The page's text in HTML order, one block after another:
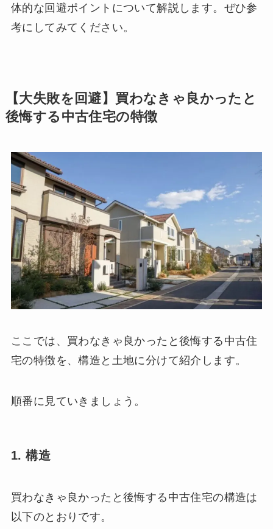
体的な回避ポイントについて解説します。ぜひ参
考にしてみてください。
【大失敗を回避】買わなきゃ良かったと
後悔する中古住宅の特徴
ここでは、買わなきゃ良かったと後悔する中古住
宅の特徴を、構造と土地に分けて紹介します。
順番に見ていきましょう。
1. 構造
買わなきゃ良かったと後悔する中古住宅の構造は
以下のとおりです。